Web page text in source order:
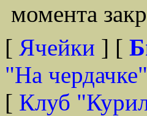
момента
[ Ячейки ] [
"На
[ Клуб